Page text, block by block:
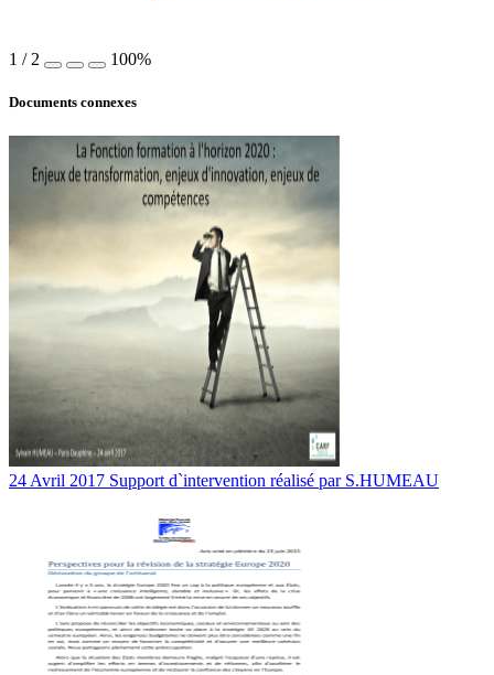
1 / 2 100%
Documents connexes
24 Avril 2017 Support d`intervention réalisé par S.HUMEAU